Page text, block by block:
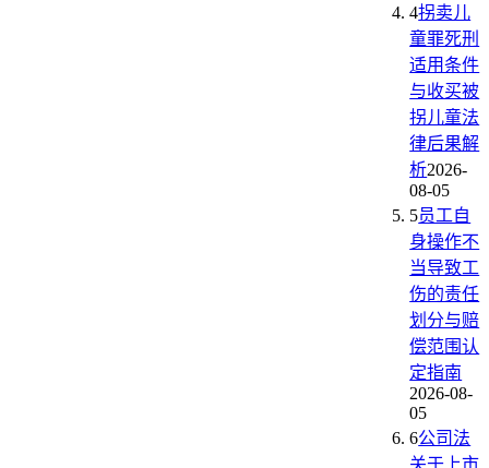
4拐卖儿
童罪死刑
适用条件
与收买被
拐儿童法
律后果解
析2026-
08-05
5员工自
身操作不
当导致工
伤的责任
划分与赔
偿范围认
定指南
2026-08-
05
6公司法
关于上市